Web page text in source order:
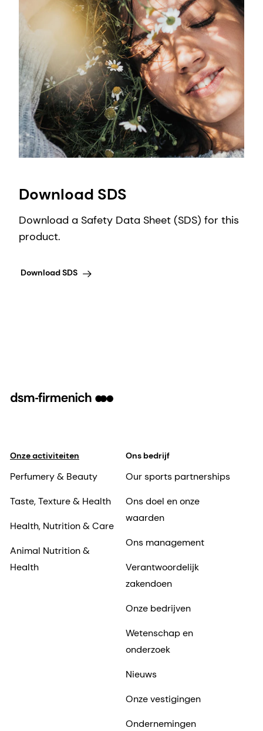
Download SDS
Download a Safety Data Sheet (SDS) for this
product.
Download SDS
Onze activiteiten
Perfumery & Beauty
Taste, Texture & Health
Health, Nutrition & Care
Animal Nutrition &
Health
Ons bedrijf
Our sports partnerships
Ons doel en onze
waarden
Ons management
Verantwoordelijk
zakendoen
Onze bedrijven
Wetenschap en
onderzoek
Nieuws
Onze vestigingen
Ondernemingen